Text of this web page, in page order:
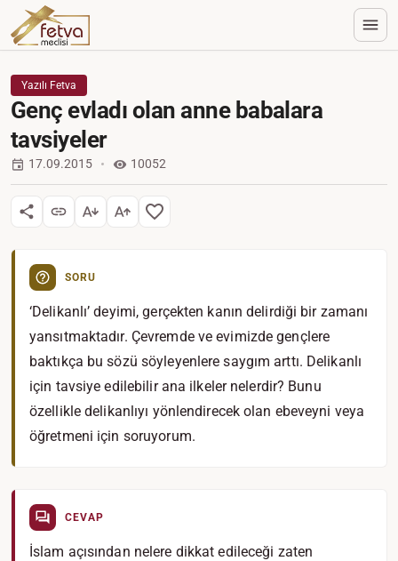
Yazılı Fetva
Genç evladı olan anne babalara
tavsiyeler
17.09.2015 10052
SORU
‘Delikanlı’ deyimi, gerçekten kanın delirdiği bir zamanı
yansıtmaktadır. Çevremde ve evimizde gençlere
baktıkça bu sözü söyleyenlere saygım arttı. Delikanlı
için tavsiye edilebilir ana ilkeler nelerdir? Bunu
özellikle delikanlıyı yönlendirecek olan ebeveyni veya
öğretmeni için soruyorum.
CEVAP
İslam açısından nelere dikkat edileceği zaten